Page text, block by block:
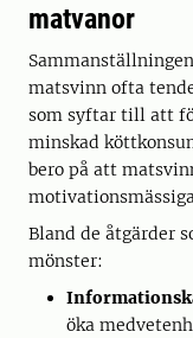
matvanor
matsvinn ofta
som syftar till att
minskad
bero på att
Bland de åtgärder
mönster:
öka